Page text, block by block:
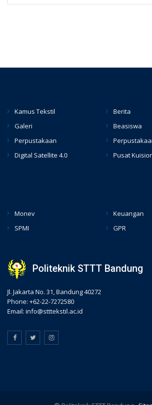
Kamus Tekstil
Berita
Galeri
Beasiswa
Perpustakaan
Digital Satellite 4.0
Pusat
Monev
Keuangan
SPMI
GPR
Politeknik STTT Bandung
Jl. Jakarta No. 31, Bandung 40272
Phone: +62-22-7272580
Email: info@stttekstil.ac.id